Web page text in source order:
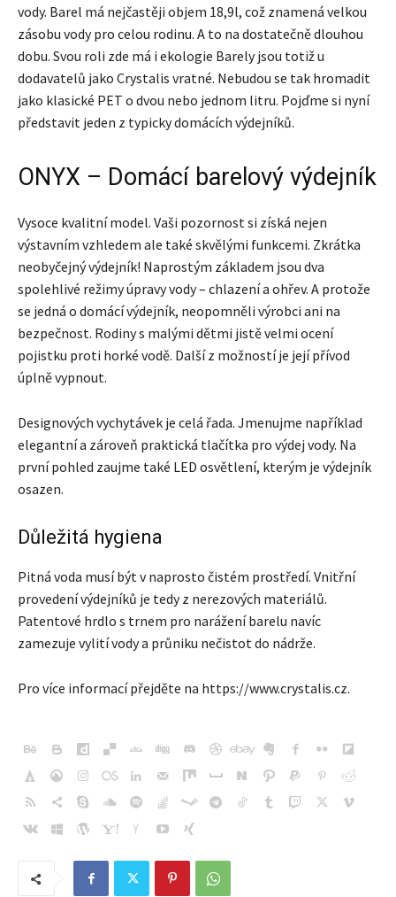
vody. Barel má nejčastěji objem 18,9l, což znamená velkou
zásobu vody pro celou rodinu. A to na dostatečně dlouhou
dobu. Svou roli zde má i ekologie Barely jsou totiž u
dodavatelů jako Crystalis vratné. Nebudou se tak hromadit
jako klasické PET o dvou nebo jednom litru. Pojďme si nyní
představit jeden z typicky domácích výdejníků.
ONYX – Domácí barelový výdejník
Vysoce kvalitní model. Vaši pozornost si získá nejen
výstavním vzhledem ale také skvělými funkcemi. Zkrátka
neobyčejný výdejník! Naprostým základem jsou dva
spolehlivé režimy úpravy vody – chlazení a ohřev. A protože
se jedná o domácí výdejník, neopomněli výrobci ani na
bezpečnost. Rodiny s malými dětmi jistě velmi ocení
pojistku proti horké vodě. Další z možností je její přívod
úplně vypnout.
Designových vychytávek je celá řada. Jmenujme například
elegantní a zároveň praktická tlačítka pro výdej vody. Na
první pohled zaujme také LED osvětlení, kterým je výdejník
osazen.
Důležitá hygiena
Pitná voda musí být v naprosto čistém prostředí. Vnitřní
provedení výdejníků je tedy z nerezových materiálů.
Patentové hrdlo s trnem pro narážení barelu navíc
zamezuje vylití vody a průniku nečistot do nádrže.
Pro více informací přejděte na https://www.crystalis.cz.